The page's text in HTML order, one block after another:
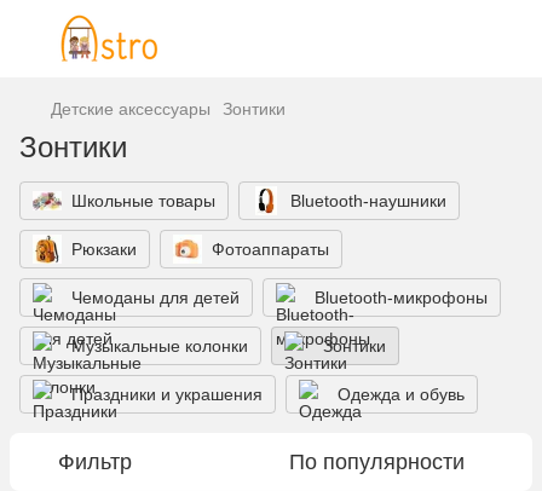
Детские аксессуары Зонтики
Зонтики
Школьные товары Bluetooth-наушники
Рюкзаки Фотоаппараты
Чемоданы для детей Bluetooth-микрофоны
Музыкальные колонки Зонтики
Праздники и украшения Одежда и обувь
Фильтр По популярности